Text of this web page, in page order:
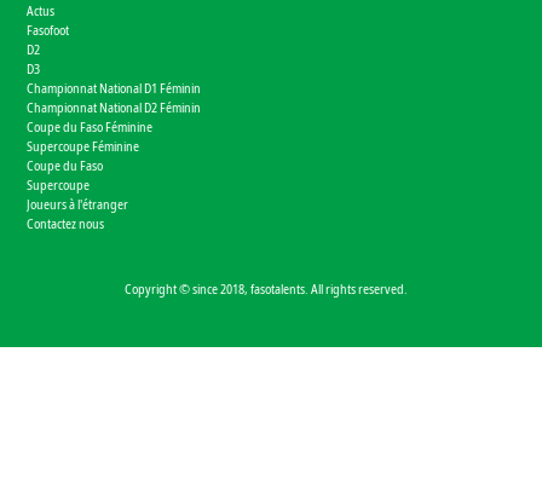
Actus
Fasofoot
D2
D3
Championnat National D1 Féminin
Championnat National D2 Féminin
Coupe du Faso Féminine
Supercoupe Féminine
Coupe du Faso
Supercoupe
Joueurs à l'étranger
Contactez nous
Copyright © since 2018, fasotalents. All rights reserved.